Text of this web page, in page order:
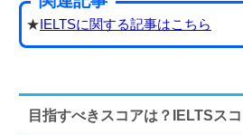
★ IELTSに関する記事はこちら
目指すべきスコアは？IELTSス